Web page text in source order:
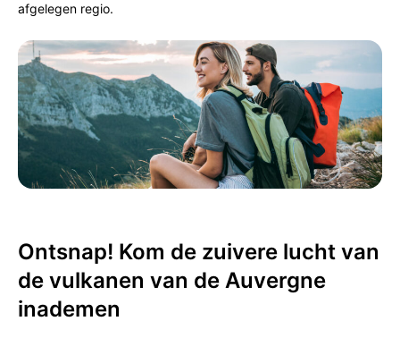
afgelegen regio.
Ontsnap! Kom de zuivere lucht van
de vulkanen van de Auvergne
inademen